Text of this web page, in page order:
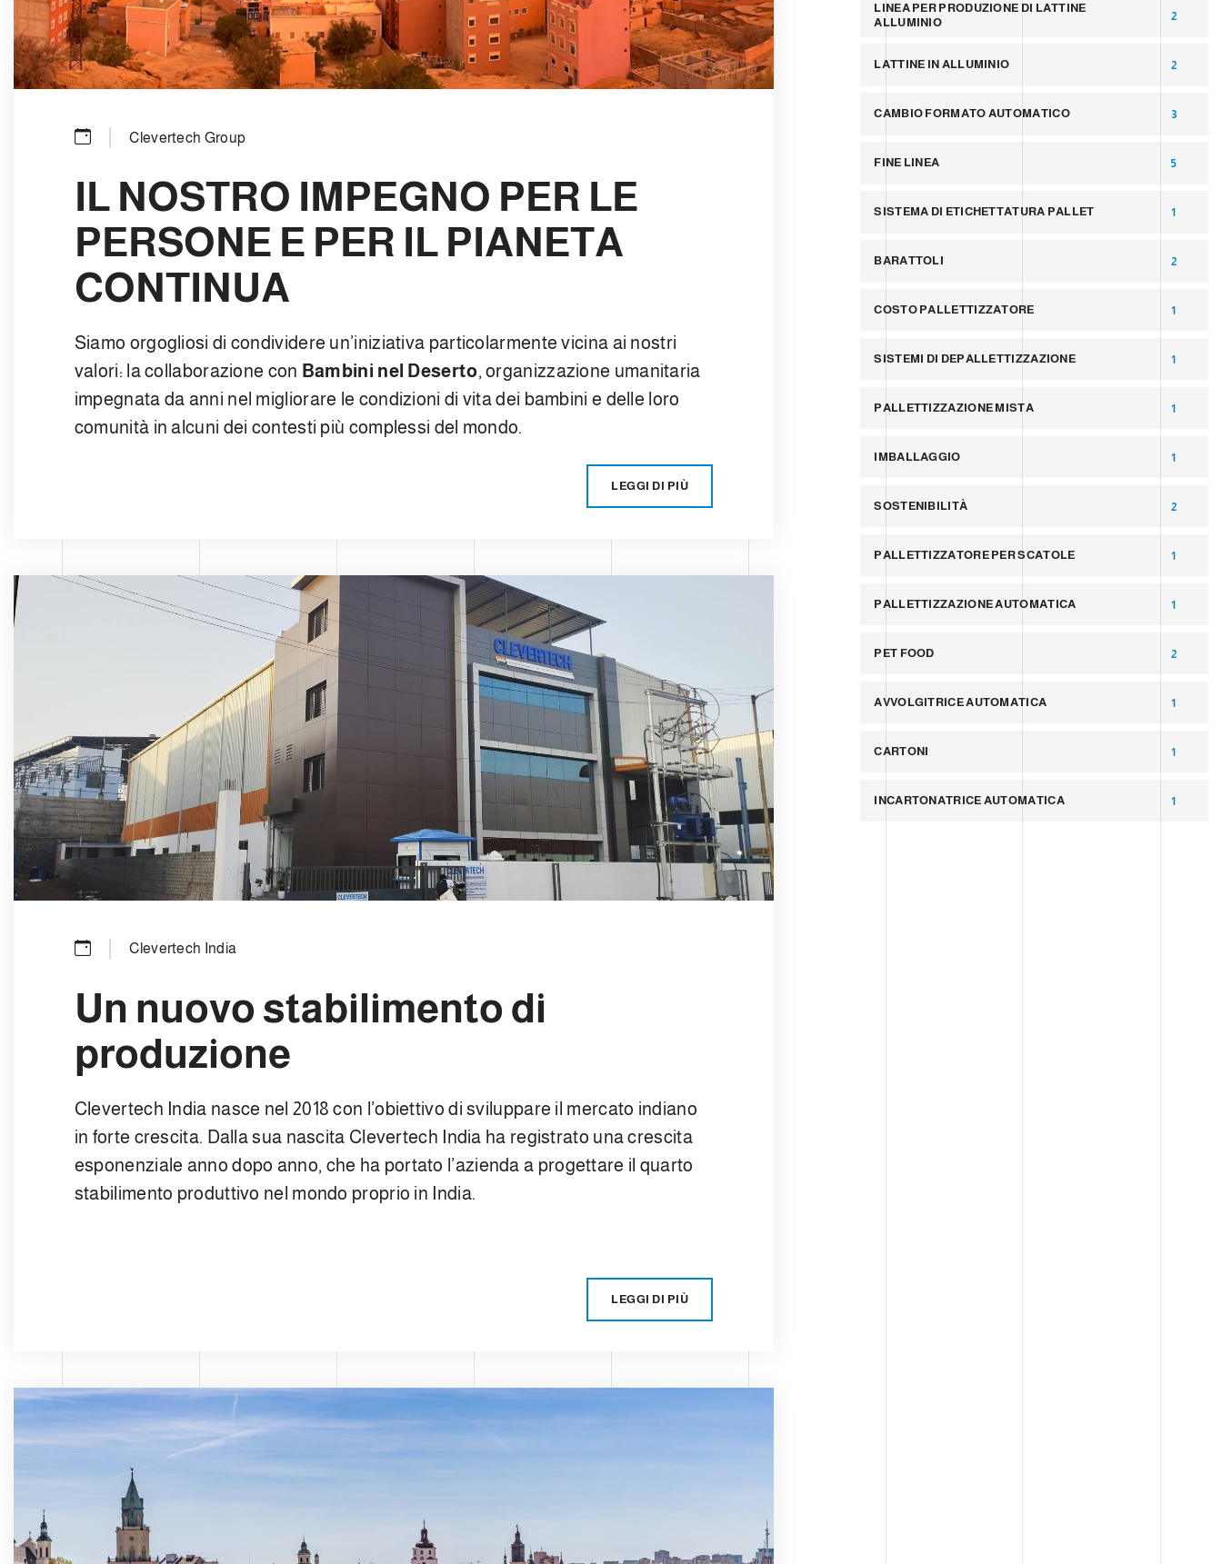
Clevertech Group
IL NOSTRO IMPEGNO PER LE
PERSONE E PER IL PIANETA
CONTINUA
Siamo orgogliosi di condividere un’iniziativa particolarmente vicina ai nostri
valori: la collaborazione con Bambini nel Deserto, organizzazione umanitaria
impegnata da anni nel migliorare le condizioni di vita dei bambini e delle loro
comunità in alcuni dei contesti più complessi del mondo.
LEGGI DI PIÙ
Clevertech India
Un nuovo stabilimento di
produzione
Clevertech India nasce nel 2018 con l’obiettivo di sviluppare il mercato indiano
in forte crescita. Dalla sua nascita Clevertech India ha registrato una crescita
esponenziale anno dopo anno, che ha portato l’azienda a progettare il quarto
stabilimento produttivo nel mondo proprio in India.
LEGGI DI PIÙ
LINEA PER PRODUZIONE DI LATTINE
ALLUMINIO
2
LATTINE IN ALLUMINIO 2
CAMBIO FORMATO AUTOMATICO 3
FINE LINEA 5
SISTEMA DI ETICHETTATURA PALLET 1
BARATTOLI 2
COSTO PALLETTIZZATORE 1
SISTEMI DI DEPALLETTIZZAZIONE 1
PALLETTIZZAZIONE MISTA 1
IMBALLAGGIO 1
SOSTENIBILITÀ 2
PALLETTIZZATORE PER SCATOLE 1
PALLETTIZZAZIONE AUTOMATICA 1
PET FOOD 2
AVVOLGITRICE AUTOMATICA 1
CARTONI 1
INCARTONATRICE AUTOMATICA 1